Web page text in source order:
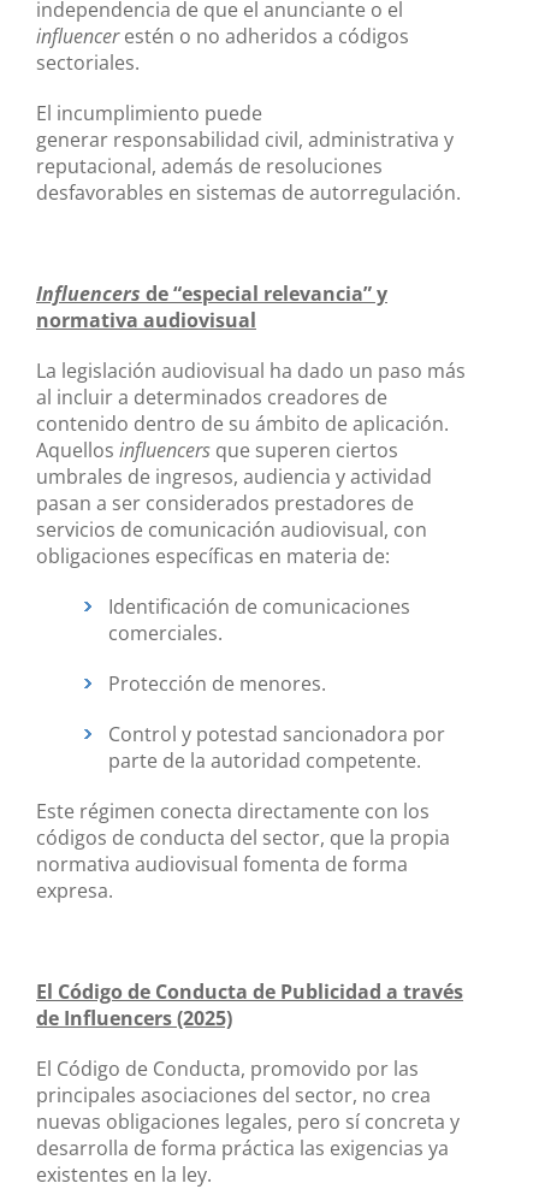
independencia de que el anunciante o el
influencerestén o no adheridos a códigos
sectoriales.
El incumplimiento puede
generar responsabilidad civil, administrativa y
reputacional, además de resoluciones
desfavorables en sistemas de autorregulación.
Influencers de “especial relevancia” y
normativa audiovisual
La legislación audiovisual ha dado un paso más
al incluir a determinados creadores de
contenido dentro de su ámbito de aplicación.
Aquellos influencers que superen ciertos
umbrales de ingresos, audiencia y actividad
pasan a ser considerados prestadores de
servicios de comunicación audiovisual, con
obligaciones específicas en materia de:
Identificación de comunicaciones
comerciales.
Protección de menores.
Control y potestad sancionadora por
parte de la autoridad competente.
Este régimen conecta directamente con los
códigos de conducta del sector, que la propia
normativa audiovisual fomenta de forma
expresa.
El Código de Conducta de Publicidad a través
de Influencers (2025)
El Código de Conducta, promovido por las
principales asociaciones del sector, no crea
nuevas obligaciones legales, pero sí concreta y
desarrolla de forma práctica las exigencias ya
existentes en la ley.